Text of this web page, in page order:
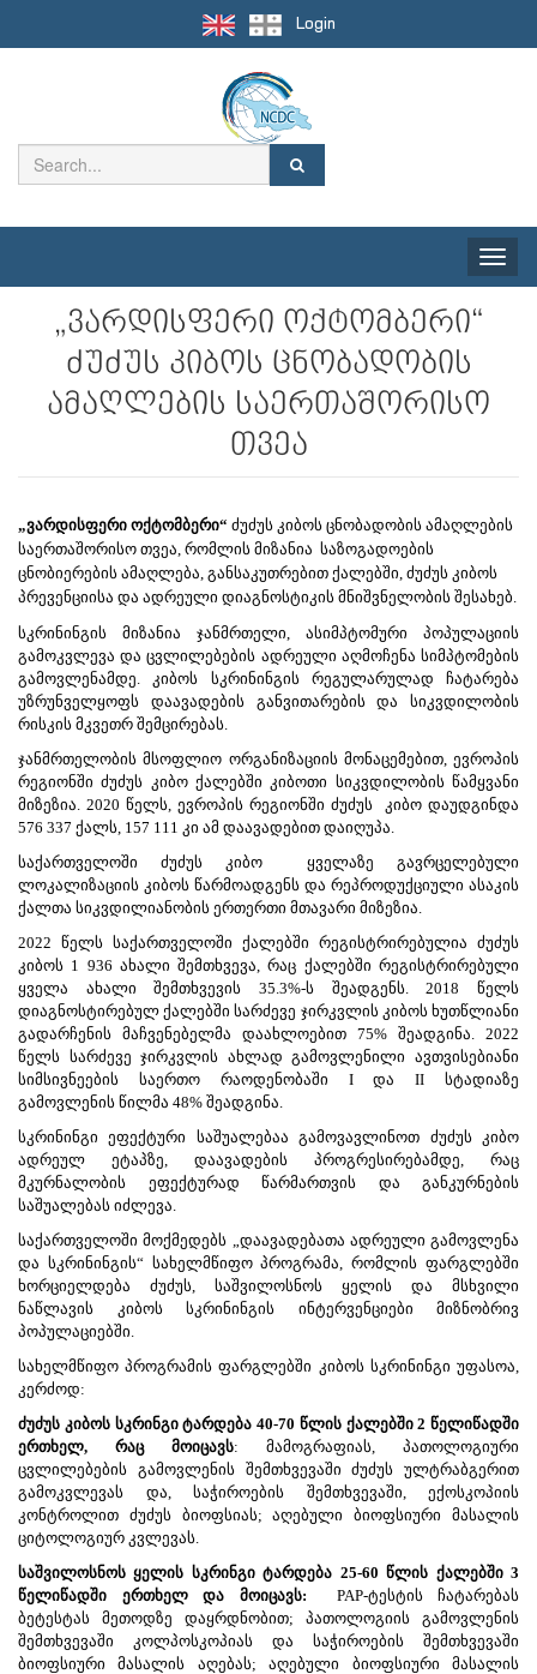
Login
Toggle
„ვარდისფერი ოქტომბერი“
ძუძუს კიბოს ცნობადობის
ამაღლების საერთაშორისო
თვეა
„ვარდისფერი ოქტომბერი“ ძუძუს კიბოს ცნობადობის ამაღლების
საერთაშორისო თვეა, რომლის მიზანია საზოგადოების
ცნობიერების ამაღლება, განსაკუთრებით ქალებში, ძუძუს კიბოს
პრევენციისა და ადრეული დიაგნოსტიკის მნიშვნელობის შესახებ.
სკრინინგის მიზანია ჯანმრთელი, ასიმპტომური პოპულაციის
გამოკვლევა და ცვლილებების ადრეული აღმოჩენა სიმპტომების
გამოვლენამდე. კიბოს სკრინინგის რეგულარულად ჩატარება
უზრუნველყოფს დაავადების განვითარების და სიკვდილობის
რისკის მკვეთრ შემცირებას.
ჯანმრთელობის მსოფლიო ორგანიზაციის მონაცემებით, ევროპის
რეგიონში ძუძუს კიბო ქალებში კიბოთი სიკვდილობის წამყვანი
მიზეზია. 2020 წელს, ევროპის რეგიონში ძუძუს
კიბო დაუდგინდა
576 337 ქალს, 157 111 კი ამ დაავადებით დაიღუპა.
საქართველოში ძუძუს კიბო
ყველაზე გავრცელებული
ლოკალიზაციის კიბოს წარმოადგენს და რეპროდუქციული ასაკის
ქალთა სიკვდილიანობის ერთერთი მთავარი მიზეზია.
2022 წელს საქართველოში ქალებში რეგისტრირებულია ძუძუს
კიბოს 1 936 ახალი შემთხვევა, რაც ქალებში რეგისტრირებული
ყველა ახალი შემთხვევის 35.3%-ს შეადგენს. 2018 წელს
დიაგნოსტირებულ ქალებში სარძევე ჯირკვლის კიბოს ხუთწლიანი
გადარჩენის მაჩვენებელმა დაახლოებით 75% შეადგინა. 2022
წელს სარძევე ჯირკვლის ახლად გამოვლენილი ავთვისებიანი
სიმსივნეების საერთო რაოდენობაში I და II სტადიაზე
გამოვლენის წილმა 48% შეადგინა.
სკრინინგი ეფექტური საშუალებაა გამოვავლინოთ ძუძუს კიბო
ადრეულ ეტაპზე, დაავადების პროგრესირებამდე, რაც
მკურნალობის ეფექტურად წარმართვის და განკურნების
საშუალებას იძლევა.
საქართველოში მოქმედებს „დაავადებათა ადრეული გამოვლენა
და სკრინინგის“ სახელმწიფო პროგრამა, რომლის ფარგლებში
ხორციელდება ძუძუს, საშვილოსნოს ყელის და მსხვილი
ნაწლავის კიბოს სკრინინგის ინტერვენციები მიზნობრივ
პოპულაციებში.
სახელმწიფო პროგრამის ფარგლებში კიბოს სკრინინგი უფასოა,
კერძოდ:
ძუძუს კიბოს სკრინგი ტარდება 40-70 წლის ქალებში 2 წელიწადში
ერთხელ, რაც მოიცავს: მამოგრაფიას, პათოლოგიური
ცვლილებების გამოვლენის შემთხვევაში ძუძუს ულტრაბგერით
გამოკვლევას და, საჭიროების შემთხვევაში, ექოსკოპიის
კონტროლით ძუძუს ბიოფსიას; აღებული ბიოფსიური მასალის
ციტოლოგიურ კვლევას.
საშვილოსნოს ყელის სკრინგი ტარდება 25-60 წლის ქალებში 3
წელიწადში ერთხელ და მოიცავს:
PAP-ტესტის ჩატარებას
ბეტესტას მეთოდზე დაყრდნობით; პათოლოგიის გამოვლენის
შემთხვევაში კოლპოსკოპიას და საჭიროების შემთხვევაში
ბიოფსიური მასალის აღებას; აღებული ბიოფსიური მასალის